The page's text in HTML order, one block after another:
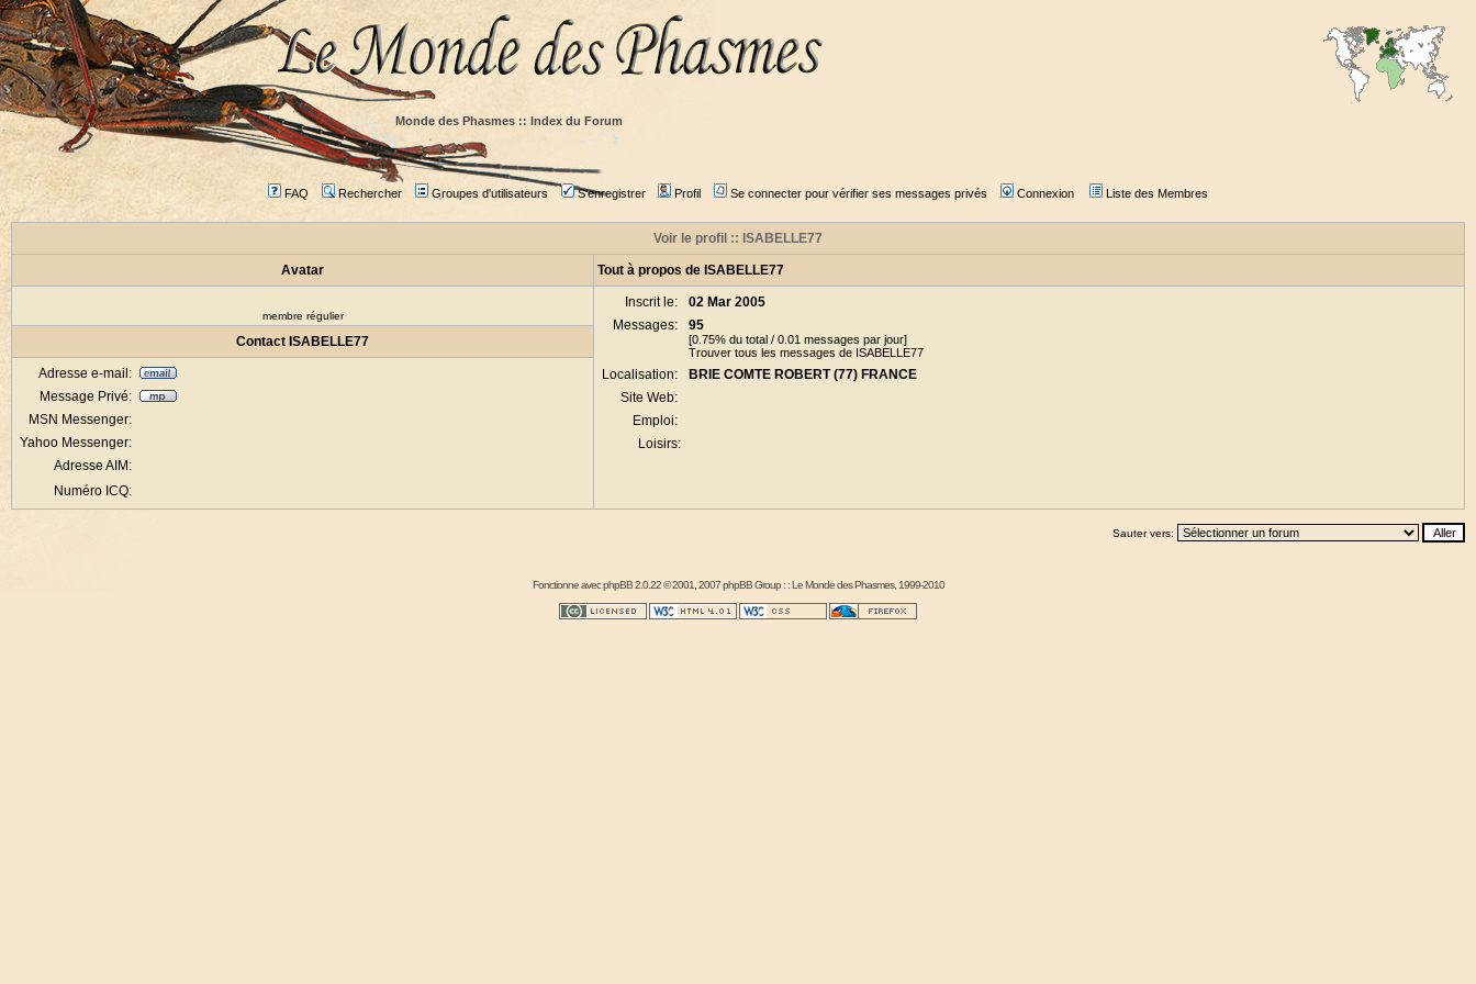
Monde des Phasmes :: Index du Forum
FAQ Rechercher Groupes d'utilisateurs S'enregistrer Profil Se connecter pour vérifier ses messages privés Connexion Liste des Membres
Voir le profil :: ISABELLE77
Avatar Tout à propos de ISABELLE77
membre régulier
Inscrit le:
02 Mar 2005
Messages:
95
[0.75% du total / 0.01 messages par jour]
Trouver tous les messages de ISABELLE77
Localisation:
BRIE COMTE ROBERT (77) FRANCE
Site Web:
Emploi:
Loisirs:
Contact ISABELLE77
Adresse e-mail:
Message Privé:
MSN Messenger:
Yahoo Messenger:
Adresse AIM:
Numéro ICQ:
Sauter vers:
Fonctionne avecphpBB2.0.22 © 2001, 2007 phpBB Group : :Le Monde des Phasmes, 1999-2010